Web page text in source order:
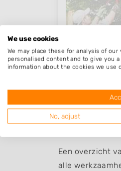
Een overzicht
alle
We use cookies
We may place these for analysis of
personalised content and to give you
information about the cookies we use
No, adjust